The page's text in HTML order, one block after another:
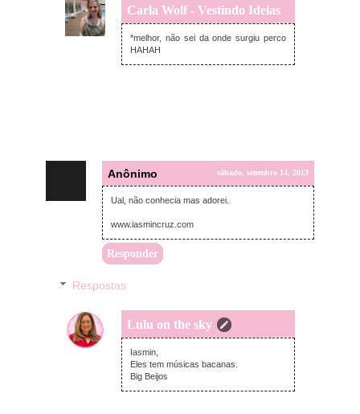
Carla Wolf - Vestindo Ideias
domingo, setembro 15, 2013
*melhor, não sei da onde surgiu perco
HAHAH
Anônimo sábado, setembro 14, 2013
Ual, não conhecia mas adorei.
www.iasmincruz.com
Responder
Respostas
Lulu on the sky
domingo, setembro 15, 2013
Iasmin,
Eles tem músicas bacanas.
Big Beijos